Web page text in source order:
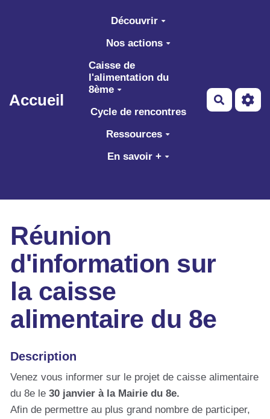
Aller au contenu principal
Accueil
Découvrir
Nos actions
Caisse de
l'alimentation du
8ème
Cycle de rencontres
Ressources
En savoir +
Réunion
d'information sur
la caisse
alimentaire du 8e
Description
Venez vous informer sur le projet de caisse alimentaire
du 8e le 30 janvier à la Mairie du 8e.
Afin de permettre au plus grand nombre de participer,